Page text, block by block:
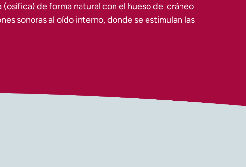
de forma natural con el hueso del cráneo
sonoras al oído interno, donde se estimulan las